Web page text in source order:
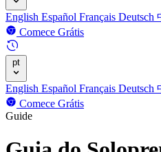
English Español Français Deutsch
Comece Grátis
pt
English Español Français Deutsch
Comece Grátis
Guide